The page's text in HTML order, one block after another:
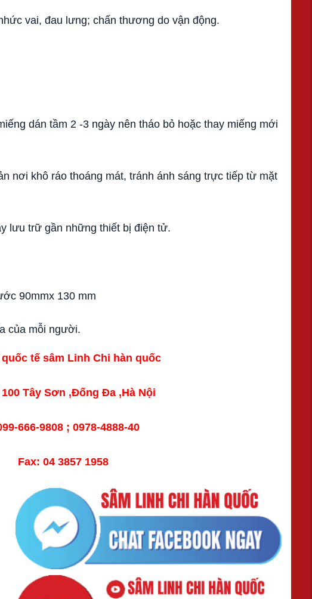
vai, đau lưng; chấn thương do vận động.
dán tầm 2 -3 ngày nên tháo bỏ hoặc thay miếng mới
nơi khô ráo thoáng mát, tránh ánh sáng trực tiếp từ mặt
lưu trữ gần những thiết bị điện tử.
90mmx 130 mm
của mỗi người.
tế sâm Linh Chi hàn quốc
Tây Sơn ,Đống Đa ,Hà Nội
666-9808 ; 0978-4888-40
Fax: 04 3857 1958